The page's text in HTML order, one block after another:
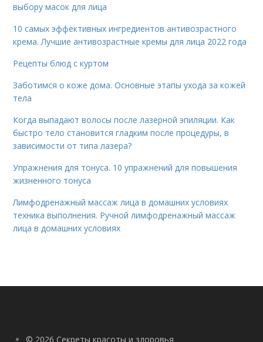
выбору масок для лица
10 самых эффективных ингредиентов антивозрастного
крема. Лучшие антивозрастные кремы для лица 2022 года
Рецепты блюд с куртом
Заботимся о коже дома. Основные этапы ухода за кожей
тела
Когда выпадают волосы после лазерной эпиляции. Как
быстро тело становится гладким после процедуры, в
зависимости от типа лазера?
Упражнения для тонуса. 10 упражнений для повышения
жизненного тонуса
Лимфодренажный массаж лица в домашних условиях
техника выполнения. Ручной лимфодренажный массаж
лица в домашних условиях
© 2026 Секреты красоты и здоровья